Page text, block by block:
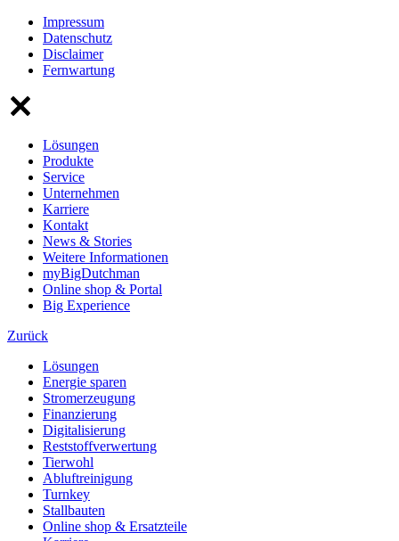
Impressum
Datenschutz
Disclaimer
Fernwartung
Lösungen
Produkte
Service
Unternehmen
Karriere
Kontakt
News & Stories
Weitere Informationen
myBigDutchman
Online shop & Portal
Big Experience
Zurück
Lösungen
Energie sparen
Stromerzeugung
Finanzierung
Digitalisierung
Reststoffverwertung
Tierwohl
Abluftreinigung
Turnkey
Stallbauten
Online shop & Ersatzteile